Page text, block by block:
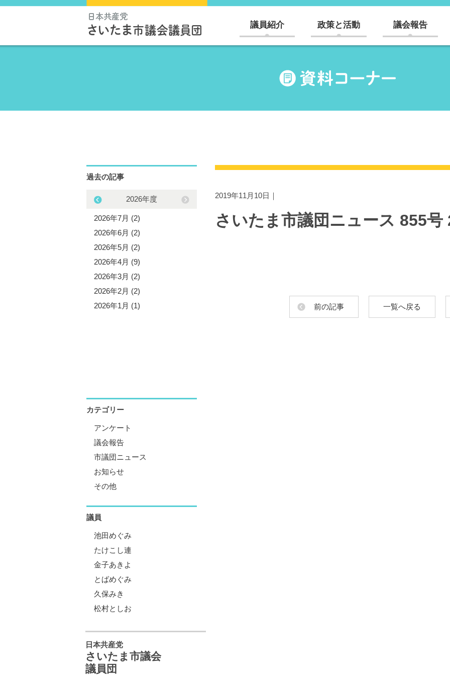
議員紹介 政策と活動 議会報告
2019年11月10日｜
さいたま市議団ニュース 855号
前の記事 一覧へ戻る
過去の記事
2026年度
2026年7月 (2)
2026年6月 (2)
2026年5月 (2)
2026年4月 (9)
2026年3月 (2)
2026年2月 (2)
2026年1月 (1)
カテゴリー
アンケート
議会報告
市議団ニュース
お知らせ
その他
議員
池田めぐみ
たけこし連
金子あきよ
とばめぐみ
久保みき
松村としお
日本共産党
さいたま市議会
議員団